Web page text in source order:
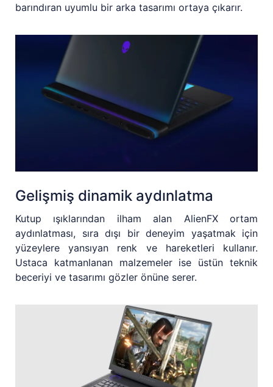
barındıran uyumlu bir arka tasarımı ortaya çıkarır.
Gelişmiş dinamik aydınlatma
Kutup ışıklarından ilham alan AlienFX ortam
aydınlatması, sıra dışı bir deneyim yaşatmak için
yüzeylere yansıyan renk ve hareketleri kullanır.
Ustaca katmanlanan malzemeler ise üstün teknik
beceriyi ve tasarımı gözler önüne serer.